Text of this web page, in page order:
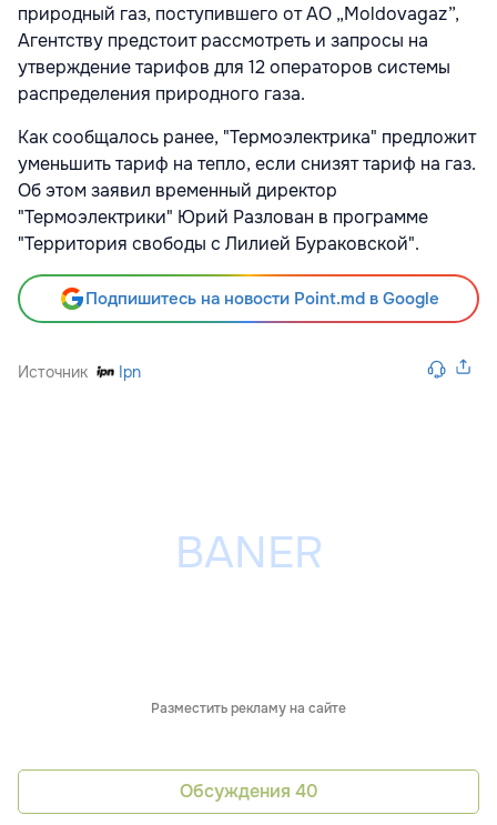
природный газ, поступившего от АО „Moldovagaz”,
Агентству предстоит рассмотреть и запросы на
утверждение тарифов для 12 операторов системы
распределения природного газа.
Как сообщалось ранее, "Термоэлектрика" предложит
уменьшить тариф на тепло, если снизят тариф на газ.
Об этом заявил временный директор
"Термоэлектрики" Юрий Разлован в программе
"Территория свободы с Лилией Бураковской".
Подпишитесь на новости Point.md в Google
Источник Ipn
Разместить рекламу на сайте
Обсуждения 40